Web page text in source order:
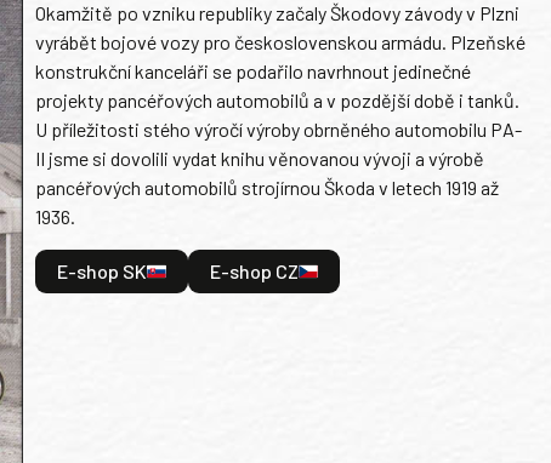
Okamžitě po vzniku republiky začaly Škodovy závody v Plzni
vyrábět bojové vozy pro československou armádu. Plzeňské
konstrukční kanceláři se podařilo navrhnout jedinečné
projekty pancéřových automobilů a v pozdější době i tanků.
U příležitosti stého výročí výroby obrněného automobilu PA-
II jsme si dovolili vydat knihu věnovanou vývoji a výrobě
pancéřových automobilů strojírnou Škoda v letech 1919 až
1936.
E-shop SK E-shop CZ